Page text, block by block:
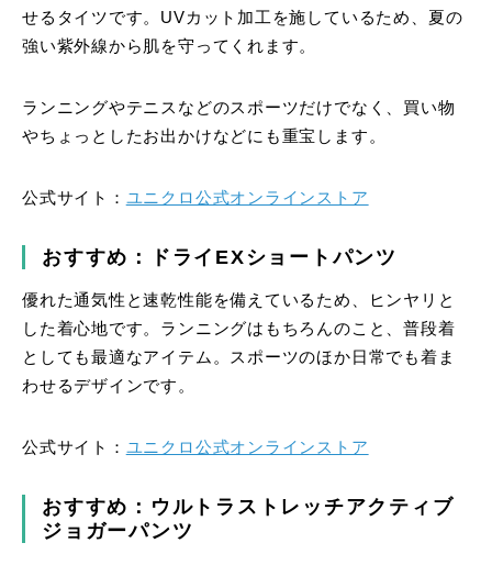
せるタイツです。UVカット加工を施しているため、夏の
強い紫外線から肌を守ってくれます。
ランニングやテニスなどのスポーツだけでなく、買い物
やちょっとしたお出かけなどにも重宝します。
公式サイト： ユニクロ公式オンラインストア
おすすめ：ドライEXショートパンツ
優れた通気性と速乾性能を備えているため、ヒンヤリと
した着心地です。ランニングはもちろんのこと、普段着
としても最適なアイテム。スポーツのほか日常でも着ま
わせるデザインです。
公式サイト： ユニクロ公式オンラインストア
おすすめ：ウルトラストレッチアクティブ
ジョガーパンツ